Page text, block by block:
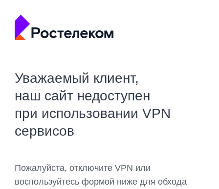
Уважаемый клиент,
наш сайт недоступен
при использовании VPN
сервисов
Пожалуйста, отключите VPN или
воспользуйтесь формой ниже для обхода